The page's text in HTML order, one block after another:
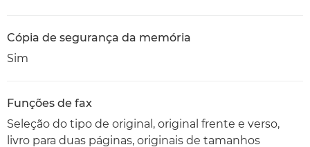
Cópia de segurança da memória
Sim
Funções de fax
Seleção do tipo de original, original frente e verso,
livro para duas páginas, originais de tamanhos